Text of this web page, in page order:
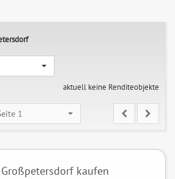
aktuell keine Renditeobjekte
1
kaufen